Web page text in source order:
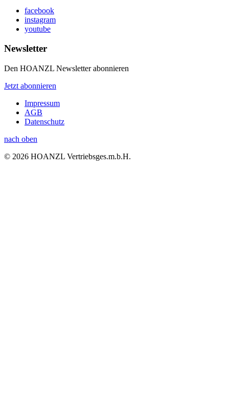
facebook
instagram
youtube
Newsletter
Den HOANZL Newsletter abonnieren
Jetzt abonnieren
Impressum
AGB
Datenschutz
nach oben
© 2026 HOANZL Vertriebsges.m.b.H.